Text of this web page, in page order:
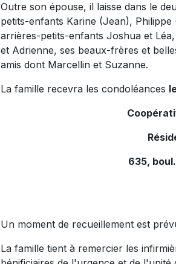
Outre son épouse, il laisse dans le
petits-enfants Karine (Jean),
arrières-petits-enfants Joshua et
et Adrienne, ses beaux-frères et
amis dont Marcellin et Suzanne.
La famille recevra les condoléances
635,
Un moment de recueillement est
La famille tient à remercier les